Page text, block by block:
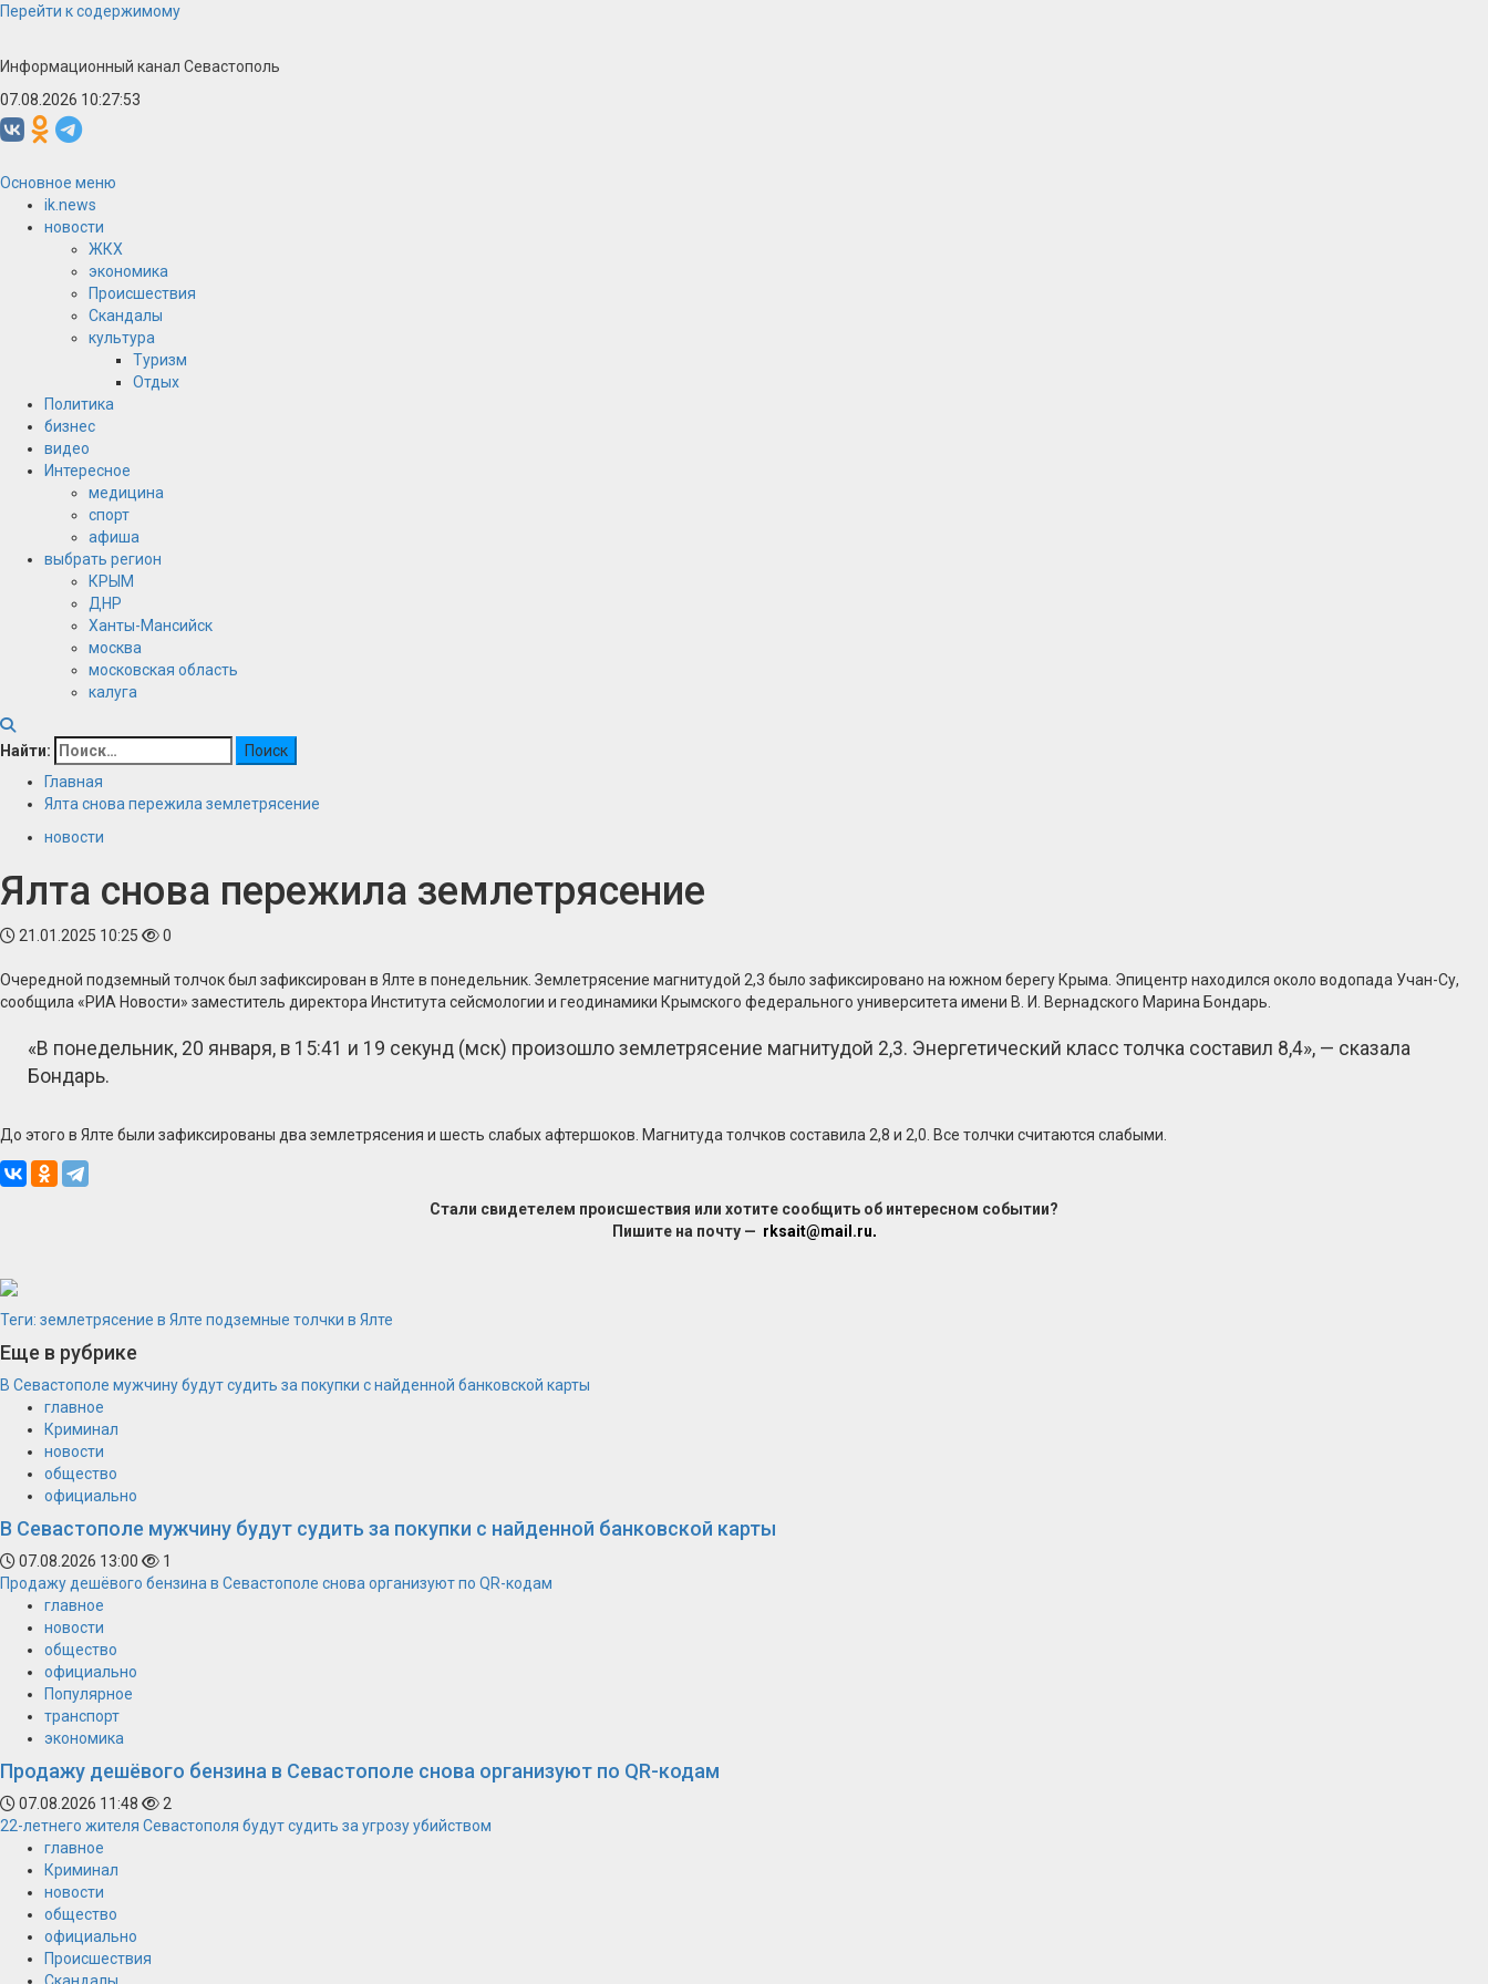
Перейти к содержимому
Информационный канал Севастополь
07.08.2026 10:27:54
Основное меню
ik.news
новости
ЖКХ
экономика
Происшествия
Скандалы
культура
Туризм
Отдых
Политика
бизнес
видео
Интересное
медицина
спорт
афиша
выбрать регион
КРЫМ
ДНР
Ханты-Мансийск
москва
московская область
калуга
Найти:
Главная
Ялта снова пережила землетрясение
новости
Ялта снова пережила землетрясение
21.01.2025 10:25 0
Очередной подземный толчок был зафиксирован в Ялте в понедельник. Землетрясение магнитудой 2,3 было зафиксировано на южном берегу Крыма. Эпицентр находился около водопада Учан-Су,
сообщила «РИА Новости» заместитель директора Института сейсмологии и геодинамики Крымского федерального университета имени В. И. Вернадского Марина Бондарь.
«В понедельник, 20 января, в 15:41 и 19 секунд (мск) произошло землетрясение магнитудой 2,3. Энергетический класс толчка составил 8,4», — сказала
Бондарь.
До этого в Ялте были зафиксированы два землетрясения и шесть слабых афтершоков. Магнитуда толчков составила 2,8 и 2,0. Все толчки считаются слабыми.
Стали свидетелем происшествия или хотите сообщить об интересном событии?
Пишите на почту — rksait@mail.ru.
Теги: землетрясение в Ялте подземные толчки в Ялте
Еще в рубрике
В Севастополе мужчину будут судить за покупки с найденной банковской карты
главное
Криминал
новости
общество
официально
В Севастополе мужчину будут судить за покупки с найденной банковской карты
07.08.2026 13:00
1
Продажу дешёвого бензина в Севастополе снова организуют по QR-кодам
главное
новости
общество
официально
Популярное
транспорт
экономика
Продажу дешёвого бензина в Севастополе снова организуют по QR-кодам
07.08.2026 11:48
2
22-летнего жителя Севастополя будут судить за угрозу убийством
главное
Криминал
новости
общество
официально
Происшествия